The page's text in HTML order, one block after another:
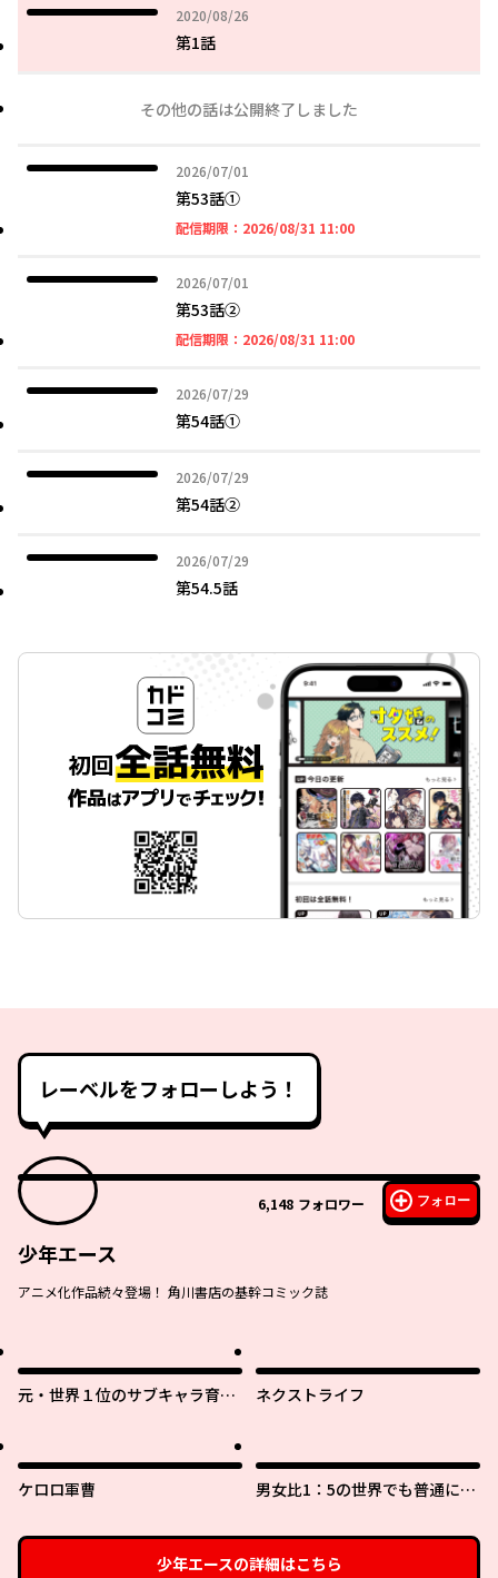
2020/08/26
2020年08月26日
第1話
その他の話は公開終了しました
2026/07/01
2026年07月01日
第53話①
配信期限： 2026/08/31 11:002026年08月31日 11時
2026/07/01
2026年07月01日
第53話➁
配信期限： 2026/08/31 11:002026年08月31日 11時
2026/07/29
2026年07月29日
第54話①
2026/07/29
2026年07月29日
第54話➁
2026/07/29
2026年07月29日
第54.5話
レーベルをフォローしよう！
6,148 フォロワー フォロー
少年エース
アニメ化作品続々登場！ 角川書店の基幹コミック誌
元・世界１位のサブキャラ育成
ネクストライフ
ケロロ軍曹
男女比1：5の世界でも普通に生
情な彼女たちが無自覚男子に翻
弄されたら～
少年エースの詳細はこちら